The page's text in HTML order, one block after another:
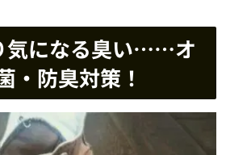
になる臭い……オ
・防臭対策！